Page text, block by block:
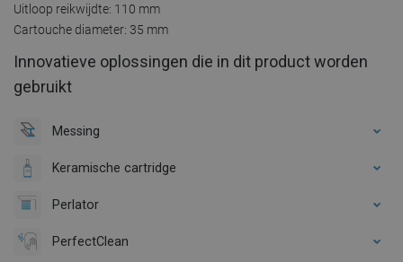
Uitloop reikwijdte: 110 mm
Cartouche diameter: 35 mm
Innovatieve oplossingen die in dit product worden
gebruikt
Messing
Keramische cartridge
Perlator
PerfectClean